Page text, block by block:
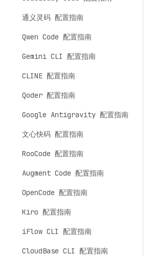
通义灵码 配置指南
Qwen Code 配置指南
Gemini CLI 配置指南
CLINE 配置指南
Qoder 配置指南
Google Antigravity 配置指南
文心快码 配置指南
RooCode 配置指南
Augment Code 配置指南
OpenCode 配置指南
Kiro 配置指南
iFlow CLI 配置指南
CloudBase CLI 配置指南